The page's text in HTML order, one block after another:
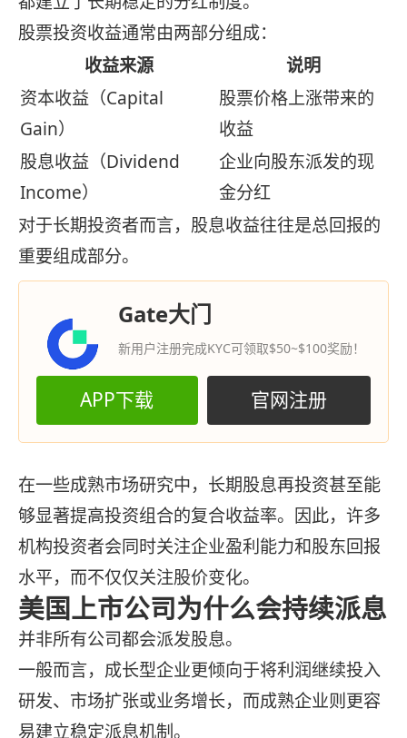
股票投资收益通常由两部分组成：
收益来源
说明
资本收益（Capital
Gain）
股票价格上涨带来的
收益
股息收益（Dividend
Income）
企业向股东派发的现
金分红
对于长期投资者而言，股息收益往往是总回报的
重要组成部分。
Gate大门
新用户注册完成KYC可领取$50~$100奖励！
APP下载 官网注册
在一些成熟市场研究中，长期股息再投资甚至能
够显著提高投资组合的复合收益率。因此，许多
机构投资者会同时关注企业盈利能力和股东回报
水平，而不仅仅关注股价变化。
美国上市公司为什么会持续派息
并非所有公司都会派发股息。
一般而言，成长型企业更倾向于将利润继续投入
研发、市场扩张或业务增长，而成熟企业则更容
易建立稳定派息机制。